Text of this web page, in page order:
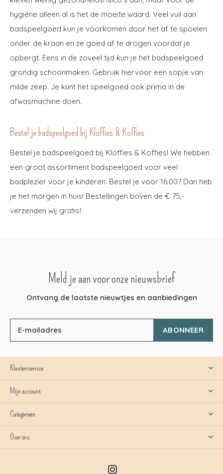
hygiëne alleen al is het de moeite waard. Veel vuil aan
badspeelgoed kun je voorkomen door het af te spoelen
onder de kraan en ze goed af te drogen voordat je
opbergt. Eens in de zoveel tijd kun je het badspeelgoed
grondig schoonmaken. Gebruik hiervoor een sopje van
milde zeep. Je kunt het speelgoed ook prima in de
afwasmachine doen.
Bestel je badspeelgoed bij Kloffies & Koffies
Bestel je badspeelgoed bij Kloffies & Koffies! We hebben
een groot assortiment badspeelgoed voor veel
badplezier voor je kinderen. Bestel je voor 16:00? Dan heb
je het morgen in huis! Bestellingen boven de € 75,-
verzenden wij gratis!
Meld je aan voor onze nieuwsbrief
Ontvang de laatste nieuwtjes en aanbiedingen
ABONNEER
Klantenservice
Mijn account
Categorieën
Over ons